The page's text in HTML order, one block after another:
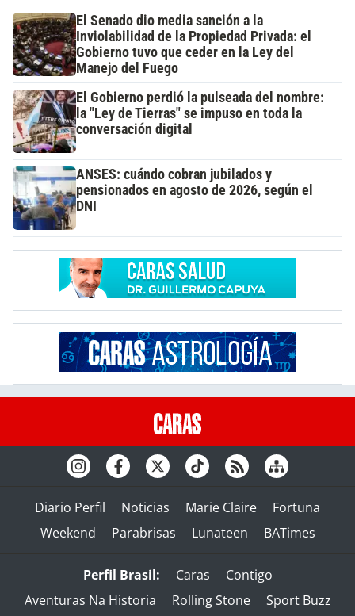
El Senado dio media sanción a la
Inviolabilidad de la Propiedad Privada: el
Gobierno tuvo que ceder en la Ley del
Manejo del Fuego
El Gobierno perdió la pulseada del nombre:
la "Ley de Tierras" se impuso en toda la
conversación digital
ANSES: cuándo cobran jubilados y
pensionados en agosto de 2026, según el
DNI
Diario Perfil Noticias Marie Claire
Fortuna
Weekend
Parabrisas Lunateen BATimes
Perfil Brasil: Caras
Contigo
Aventuras Na Historia
Rolling Stone Sport Buzz